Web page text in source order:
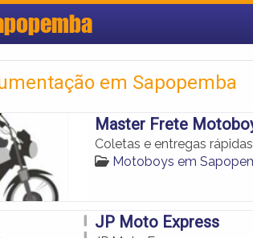
em Sapopemba
Master Frete
Coletas e entregas
Motoboys em
JP Moto Express